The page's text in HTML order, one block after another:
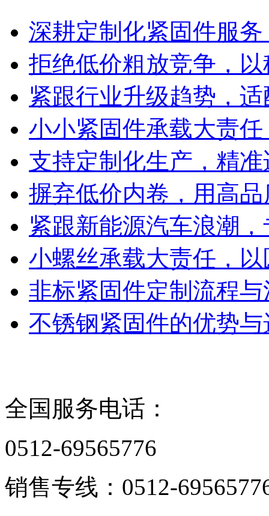
深耕定制化紧固件服
拒绝低价粗放竞争，
紧跟行业升级趋势，
小小紧固件承载大责
支持定制化生产，精
摒弃低价内卷，用高
紧跟新能源汽车浪潮
小螺丝承载大责任，
非标紧固件定制流程
不锈钢紧固件的优势
全国服务电话：
0512-69565776
销售专线：0512-